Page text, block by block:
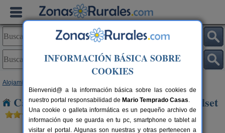
Alojamientos
Casas Rurales cerca de La Bisbal de Falset
INFORMACIÓN BÁSICA SOBRE
COOKIES
Bienvenid@ a la información básica sobre las cookies de
nuestro portal responsabilidad de Mario Temprado Casas.
Una cookie o galleta informática es un pequeño archivo de
información que se guarda en tu pc, smartphone o tablet al
visitar el portal. Algunas son nuestras y otras pertenecen a